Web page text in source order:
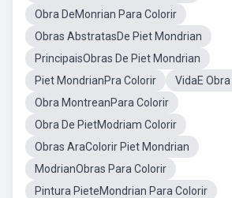
Obra DeMonrian Para Colorir
Obras AbstratasDe Piet Mondrian
PrincipaisObras De Piet Mondrian
Piet MondrianPra Colorir
VidaE
Obra MontreanPara Colorir
Obra De PietModriam Colorir
Obras AraColorir Piet Mondrian
ModrianObras Para Colorir
Pintura PieteMondrian Para Colorir